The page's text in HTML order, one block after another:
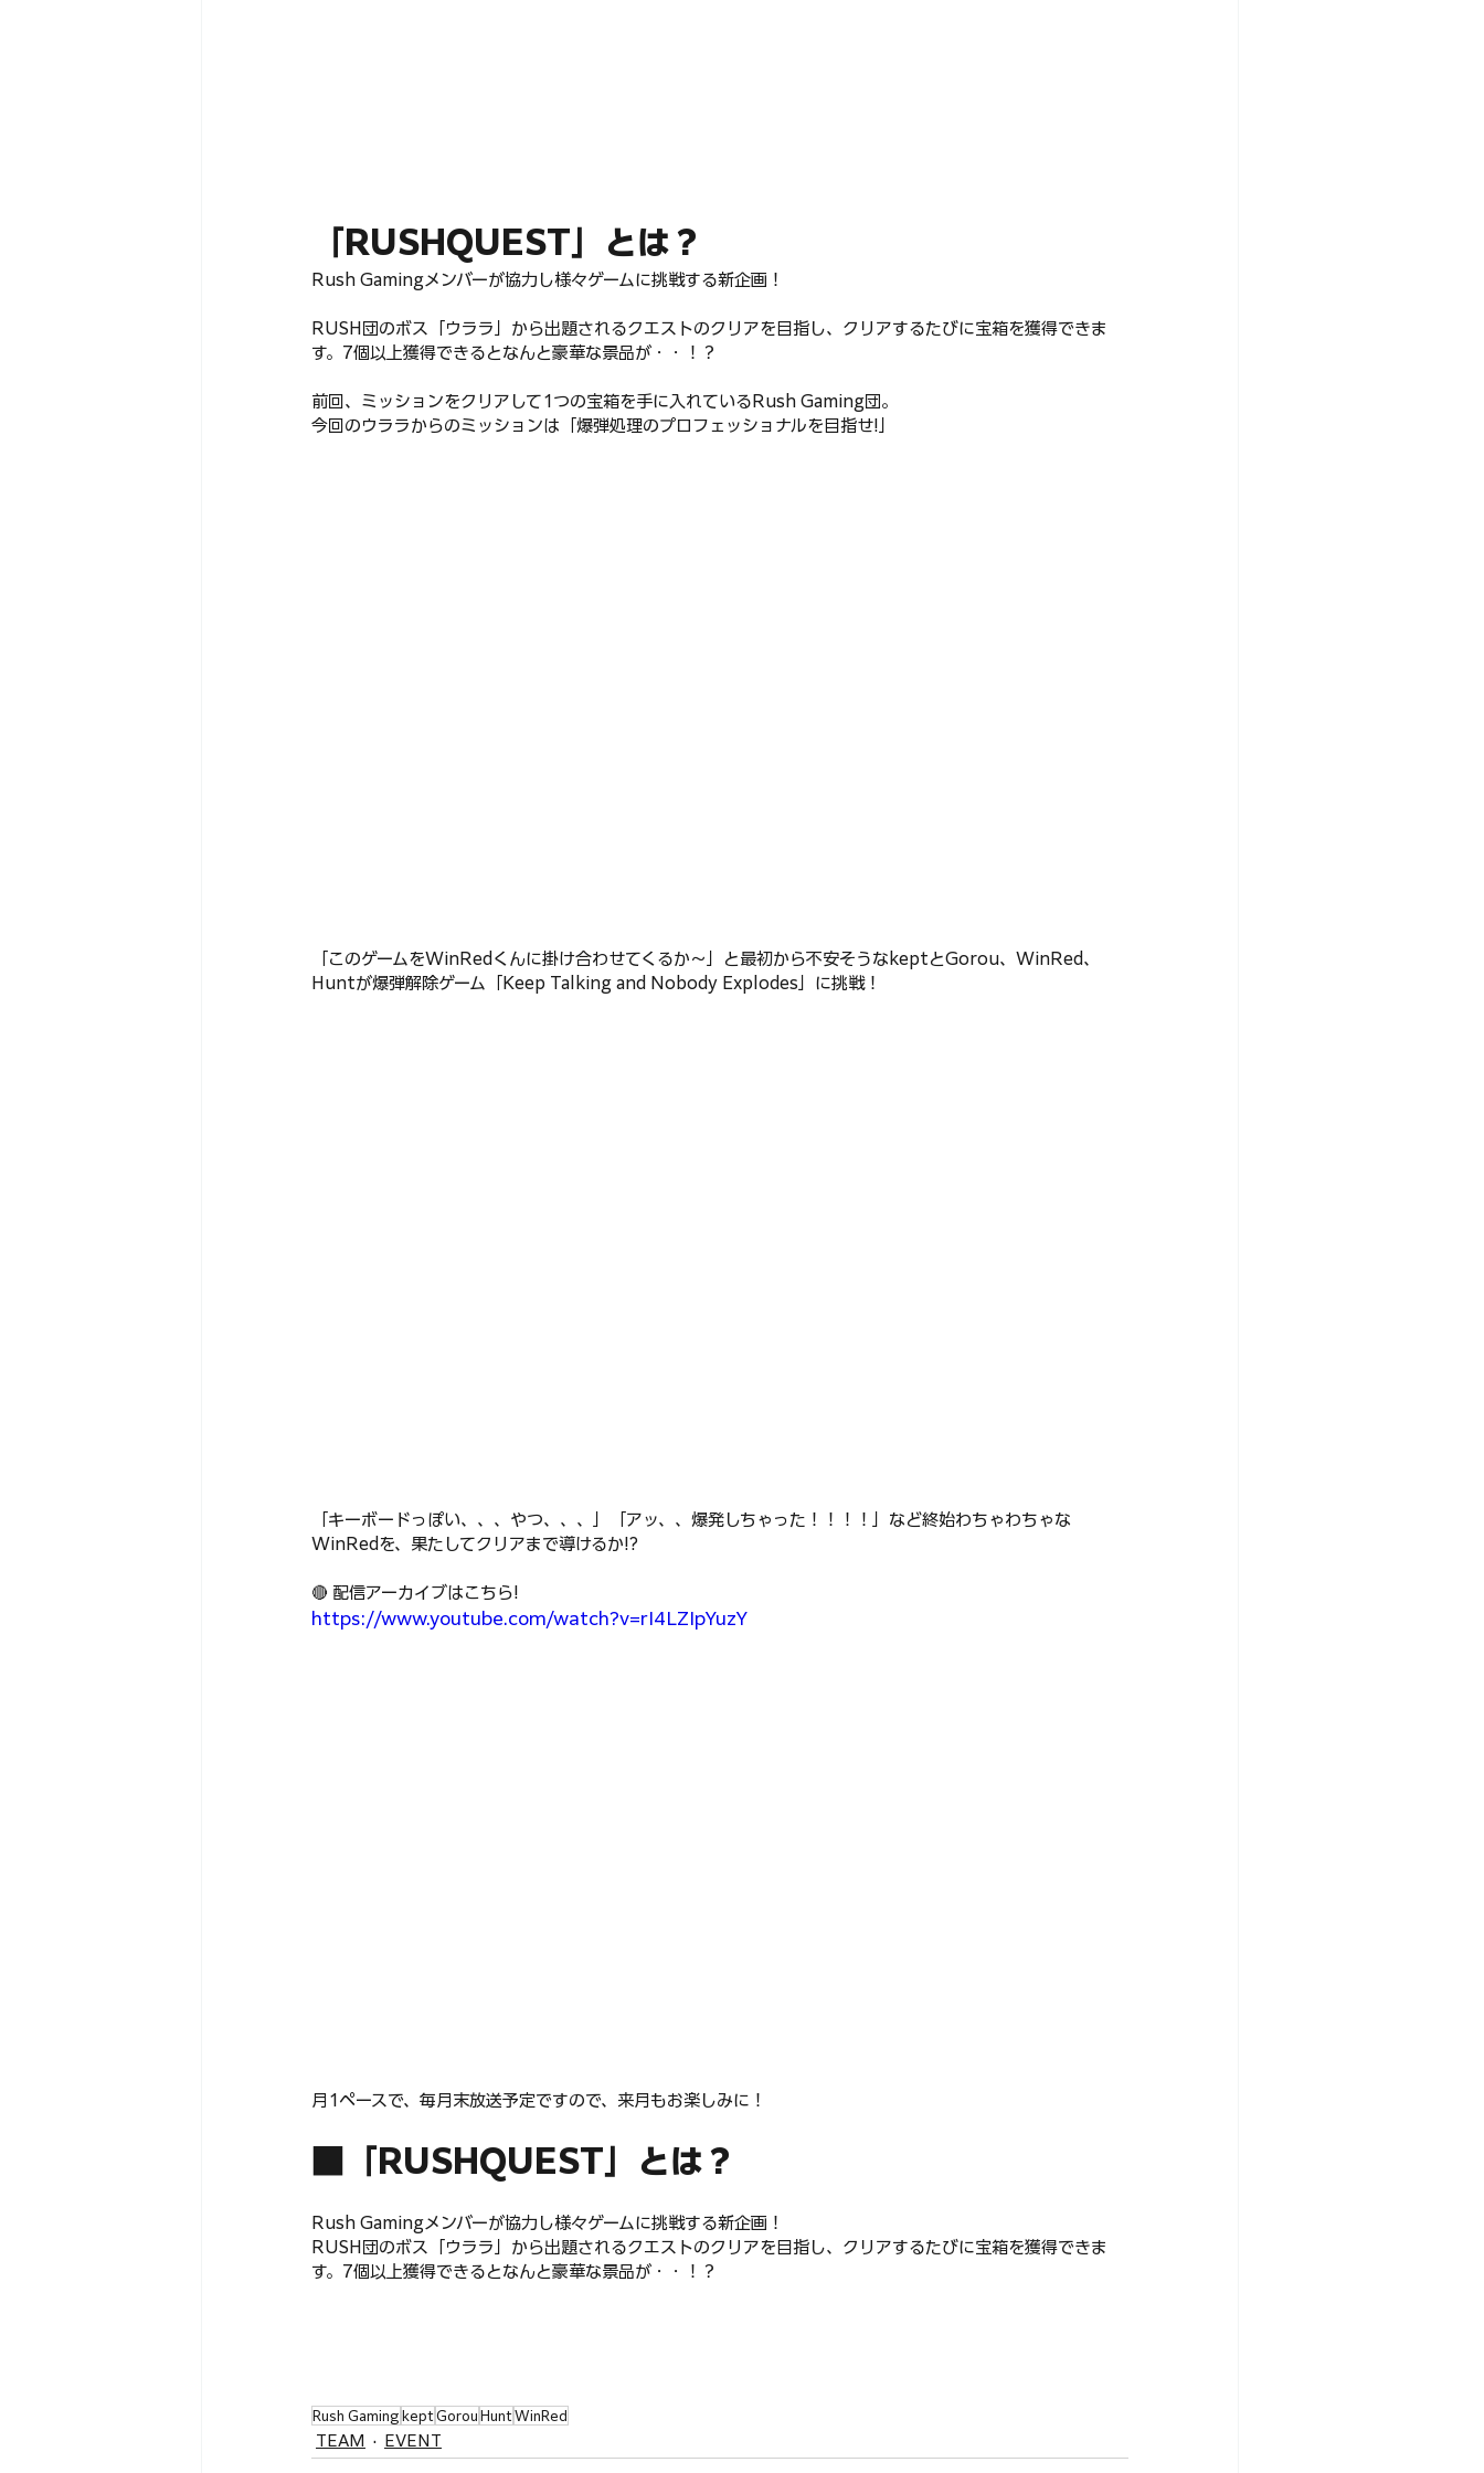
「RUSHQUEST」とは？
Rush Gamingメンバーが協力し様々ゲームに挑戦する新企画！
RUSH団のボス「ウララ」から出題されるクエストのクリアを目指し、クリアするたびに宝箱を獲得できま
す。7個以上獲得できるとなんと豪華な景品が・・！？
前回、ミッションをクリアして1つの宝箱を手に入れているRush Gaming団。
今回のウララからのミッションは「爆弾処理のプロフェッショナルを目指せ!」
「このゲームをWinRedくんに掛け合わせてくるか〜」と最初から不安そうなkeptとGorou、WinRed、
Huntが爆弾解除ゲーム「Keep Talking and Nobody Explodes」に挑戦！
「キーボードっぽい、、、やつ、、、」「アッ、、爆発しちゃった！！！！」など終始わちゃわちゃな
WinRedを、果たしてクリアまで導けるか!?
🔴 配信アーカイブはこちら!
https://www.youtube.com/watch?v=rI4LZIpYuzY
月1ペースで、毎月末放送予定ですので、来月もお楽しみに！
■「RUSHQUEST」とは？
Rush Gamingメンバーが協力し様々ゲームに挑戦する新企画！
RUSH団のボス「ウララ」から出題されるクエストのクリアを目指し、クリアするたびに宝箱を獲得できま
す。7個以上獲得できるとなんと豪華な景品が・・！？
Rush Gaming keptGorou HuntWinRed
TEAM EVENT